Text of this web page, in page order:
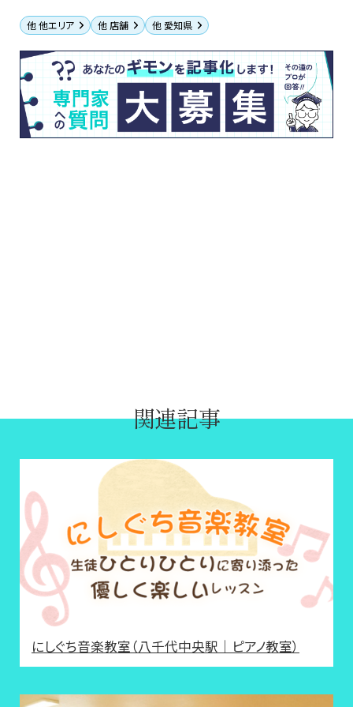
他 他エリア 他 店舗 他 愛知県
関連記事
にしぐち音楽教室（八千代中央駅｜ピアノ教室）